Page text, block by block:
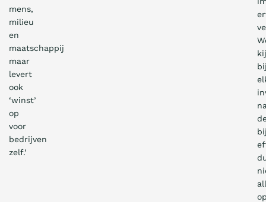
mens,
milieu
en
maatschappij
maar
levert
ook
‘winst’
op
voor
bedrijven
zelf.’